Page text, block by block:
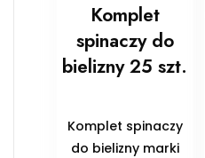
Komplet
spinaczy do
bielizny 25 szt.
Komplet spinaczy
do bielizny marki